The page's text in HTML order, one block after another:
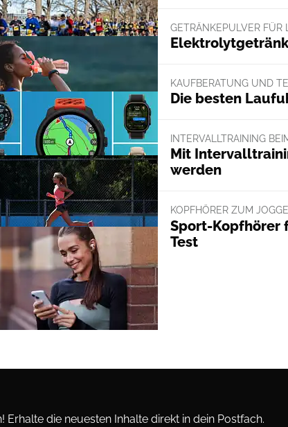
GETRÄNKEPULVER FÜR
KAUFBERATUNG UND
Die besten
INTERVALLTRAINING
Mit
werden
KOPFHÖRER ZUM
Sport-Kopfhörer
Test
Erhalte die neuesten Inhalte direkt in dein Postfach.